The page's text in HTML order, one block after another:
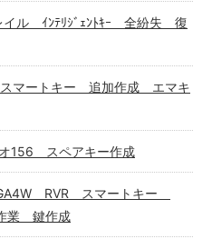
ル ｲﾝﾃﾘｼﾞｪﾝﾄｷｰ 全紛失 復
マートキー 追加作成 エマキ
156 スペアキー作成
RVR スマートキー
業 鍵作成